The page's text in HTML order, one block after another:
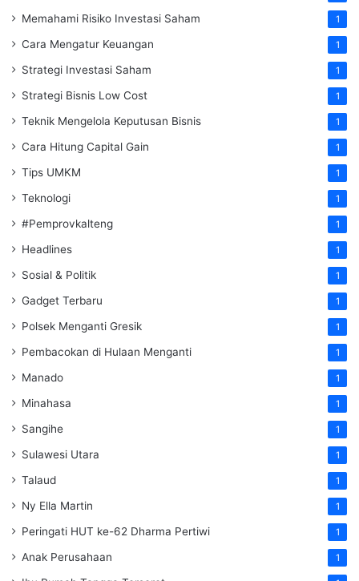
Memahami Risiko Investasi Saham 1
Cara Mengatur Keuangan 1
Strategi Investasi Saham 1
Strategi Bisnis Low Cost 1
Teknik Mengelola Keputusan Bisnis 1
Cara Hitung Capital Gain 1
Tips UMKM 1
Teknologi 1
#Pemprovkalteng 1
Headlines 1
Sosial & Politik 1
Gadget Terbaru 1
Polsek Menganti Gresik 1
Pembacokan di Hulaan Menganti 1
Manado 1
Minahasa 1
Sangihe 1
Sulawesi Utara 1
Talaud 1
Ny Ella Martin 1
Peringati HUT ke-62 Dharma Pertiwi 1
Anak Perusahaan 1